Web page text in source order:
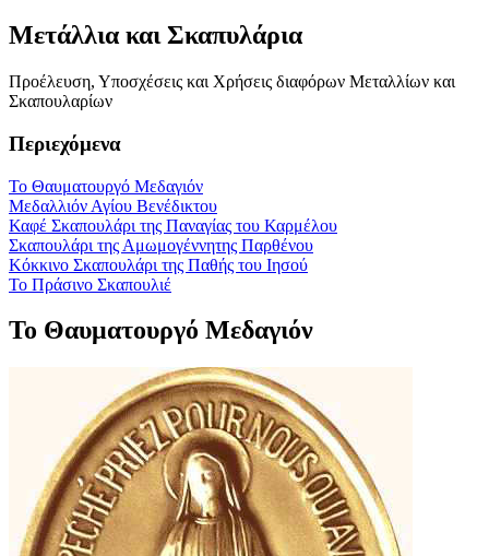
Μετάλλια και Σκαπυλάρια
Προέλευση, Υποσχέσεις και Χρήσεις διαφόρων Μεταλλίων και
Σκαπουλαρίων
Περιεχόμενα
Το Θαυματουργό Μεδαγιόν
Μεδαλλιόν Αγίου Βενέδικτου
Καφέ Σκαπουλάρι της Παναγίας του Καρμέλου
Σκαπουλάρι της Αμωμογέννητης Παρθένου
Κόκκινο Σκαπουλάρι της Παθής του Ιησού
Το Πράσινο Σκαπουλιέ
Το Θαυματουργό Μεδαγιόν